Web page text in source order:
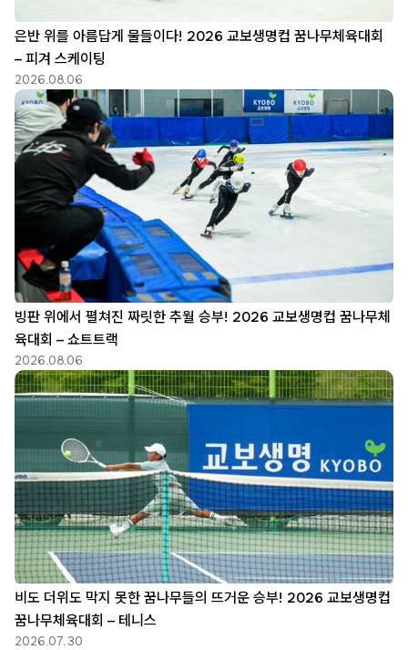
은반 위를 아름답게 물들이다! 2026 교보생명컵 꿈나무체육대회
– 피겨 스케이팅
2026.08.06
빙판 위에서 펼쳐진 짜릿한 추월 승부! 2026 교보생명컵 꿈나무체
육대회 – 쇼트트랙
2026.08.06
비도 더위도 막지 못한 꿈나무들의 뜨거운 승부! 2026 교보생명컵
꿈나무체육대회 – 테니스
2026.07.30